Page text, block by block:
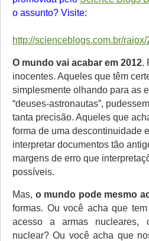
o assunto? Visite:
http://scienceblogs.com.br/
O mundo vai acabar em 2012.
inocentes. Aqueles que têm
simplesmente olhando para as
“deuses-astronautas”,
tanta precisão. Aqueles que
forma de uma descontinuidade
interpretar documentos tão
margens de erro que
possíveis.
Mas, o mundo pode mesmo
formas. Ou você acha que
acesso a armas nucleares,
nuclear? Ou você acha que